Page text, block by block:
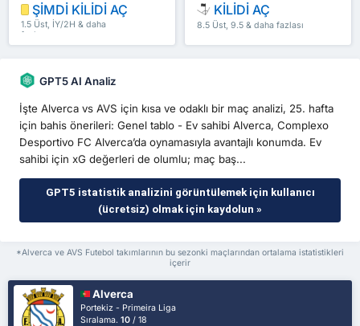
ŞİMDİ KİLİDİ AÇ
1.5 Üst, İY/2H & daha
fazlası
KİLİDİ AÇ
8.5 Üst, 9.5 & daha fazlası
GPT5 AI Analiz
İşte Alverca vs AVS için kısa ve odaklı bir maç analizi, 25. hafta
için bahis önerileri: Genel tablo - Ev sahibi Alverca, Complexo
Desportivo FC Alverca’da oynamasıyla avantajlı konumda. Ev
sahibi için xG değerleri de olumlu; maç baş...
GPT5 istatistik analizini görüntülemek için kullanıcı
(ücretsiz) olmak için kaydolun »
*Alverca ve AVS Futebol takımlarının bu sezonki maçlarından ortalama istatistikleri
içerir
Alverca
Portekiz - Primeira Liga
Sıralama.10 / 18